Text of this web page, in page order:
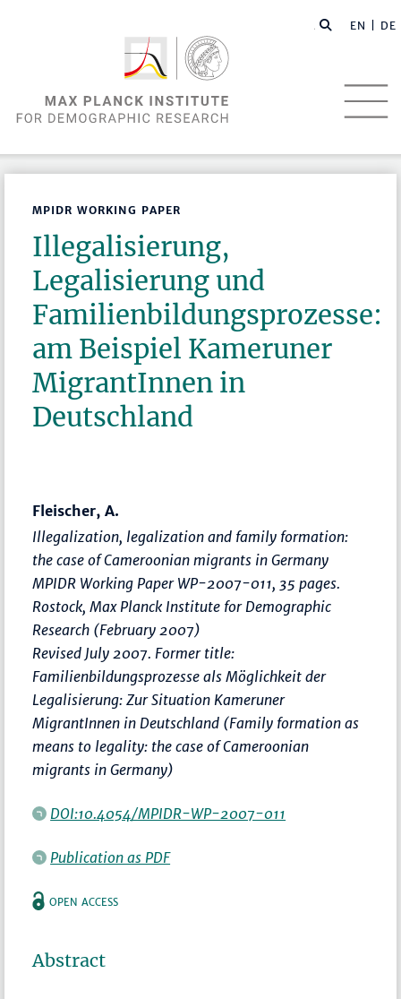
EN | DE
MPIDR WORKING PAPER
Illegalisierung,
Legalisierung und
Familienbildungsprozesse:
am Beispiel Kameruner
MigrantInnen in
Deutschland
Fleischer, A.
Illegalization, legalization and family formation:
the case of Cameroonian migrants in Germany
MPIDR Working Paper WP-2007-011, 35 pages.
Rostock, Max Planck Institute for Demographic
Research (February 2007)
Revised July 2007. Former title:
Familienbildungsprozesse als Möglichkeit der
Legalisierung: Zur Situation Kameruner
MigrantInnen in Deutschland (Family formation as
means to legality: the case of Cameroonian
migrants in Germany)
DOI:10.4054/MPIDR-WP-2007-011
Publication as PDF
OPEN ACCESS
Abstract